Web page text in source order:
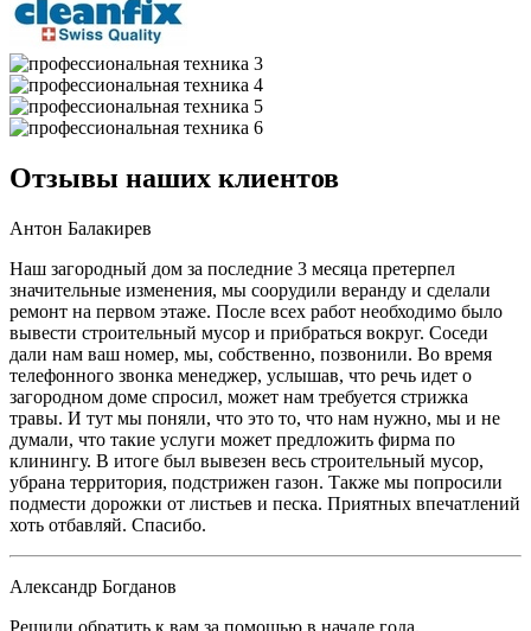
Отзывы наших клиентов
Антон Балакирев
Наш загородный дом за последние 3 месяца претерпел
значительные изменения, мы соорудили веранду и сделали
ремонт на первом этаже. После всех работ необходимо было
вывести строительный мусор и прибраться вокруг. Соседи
дали нам ваш номер, мы, собственно, позвонили. Во время
телефонного звонка менеджер, услышав, что речь идет о
загородном доме спросил, может нам требуется стрижка
травы. И тут мы поняли, что это то, что нам нужно, мы и не
думали, что такие услуги может предложить фирма по
клинингу. В итоге был вывезен весь строительный мусор,
убрана территория, подстрижен газон. Также мы попросили
подмести дорожки от листьев и песка. Приятных впечатлений
хоть отбавляй. Спасибо.
Александр Богданов